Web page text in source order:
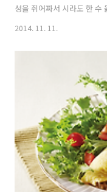
성을 쥐어짜서 시라도 한 수
도 누구나 알만한 두 시인의
주와 백석이다. 어머님, 나
다. / 소학교 때 책상을 같
소녀들의 이름과 벌써 아
사람들의 이름과, 비둘기,
이너 마리아 릴케’, 이런 시
2014. 11. 11.